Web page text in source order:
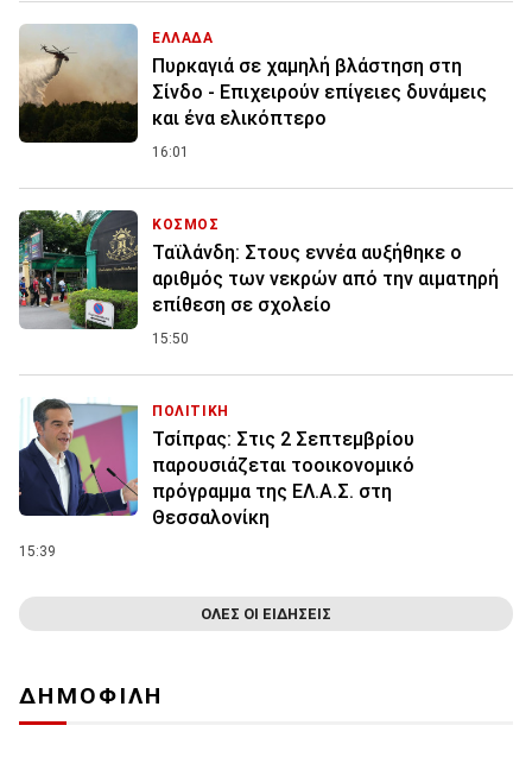
ΕΛΛΑΔΑ
Πυρκαγιά σε χαμηλή βλάστηση στη
Σίνδο - Επιχειρούν επίγειες δυνάμεις
και ένα ελικόπτερο
16:01
ΚΟΣΜΟΣ
Ταϊλάνδη: Στους εννέα αυξήθηκε ο
αριθμός των νεκρών από την αιματηρή
επίθεση σε σχολείο
15:50
ΠΟΛΙΤΙΚΗ
Τσίπρας: Στις 2 Σεπτεμβρίου
παρουσιάζεται τοοικονομικό
πρόγραμμα της ΕΛ.Α.Σ. στη
Θεσσαλονίκη
15:39
ΟΛΕΣ ΟΙ ΕΙΔΗΣΕΙΣ
ΔΗΜΟΦΙΛΗ